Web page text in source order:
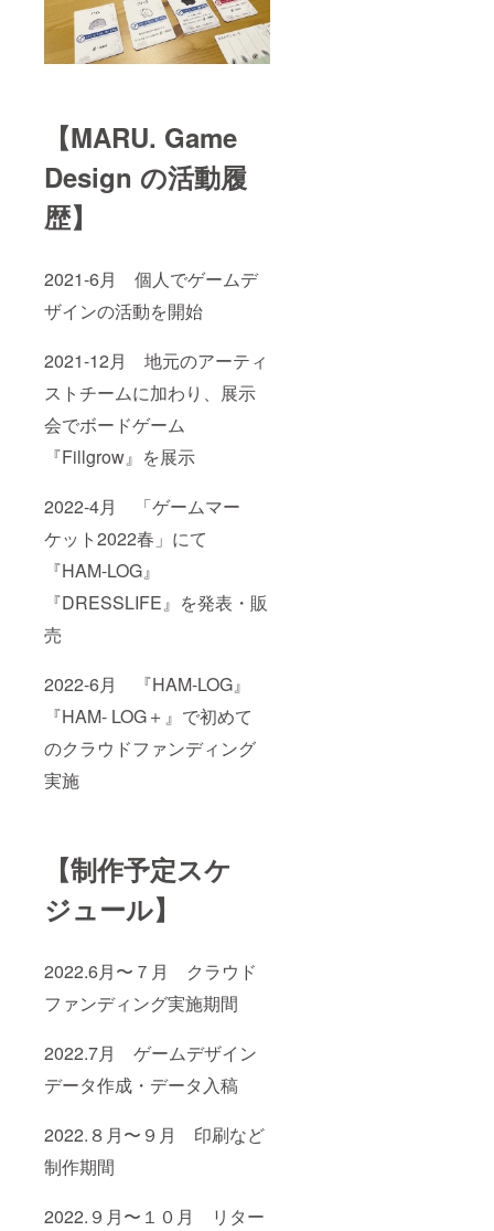
【MARU. Game
Design の活動履
歴】
2021-6月 個人でゲームデ
ザインの活動を開始
2021-12月 地元のアーティ
ストチームに加わり、展示
会でボードゲーム
『Fillgrow』を展示
2022-4月 「ゲームマー
ケット2022春」にて
『HAM-LOG』
『DRESSLIFE』を発表・販
売
2022-6月 『HAM-LOG』
『HAM- LOG＋』で初めて
のクラウドファンディング
実施
【制作予定スケ
ジュール】
2022.6月〜７月 クラウド
ファンディング実施期間
2022.7月 ゲームデザイン
データ作成・データ入稿
2022.８月〜９月 印刷など
制作期間
2022.９月〜１０月 リター